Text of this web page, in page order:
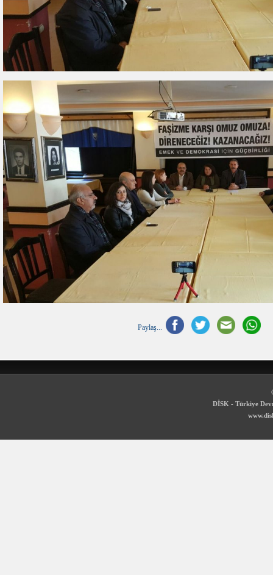
Paylaş...
DİSK - Türkiye